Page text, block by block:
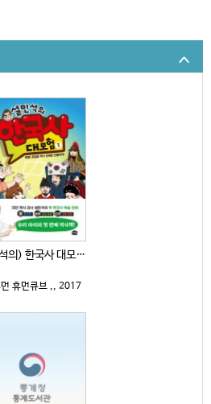
(설민석의) 한국사 대모험 : 특명! 온달을 역사 천재...
휴먼큐브 ,, 2017